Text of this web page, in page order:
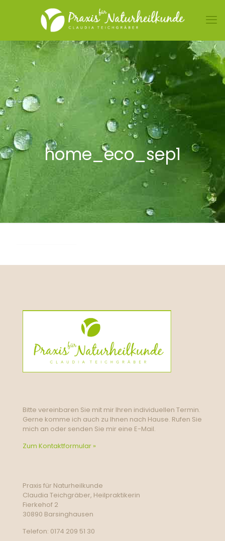
home_eco_sep1
Bitte vereinbaren Sie mit mir Ihren individuellen Termin.
Gerne komme ich auch zu Ihnen nach Hause. Rufen Sie
mich an oder senden Sie mir eine E-Mail.
Zum Kontaktformular »
Praxis für Naturheilkunde
Claudia Teichgräber, Heilpraktikerin
Fierkehof 2
30890 Barsinghausen
Telefon: 0174 209 51 30